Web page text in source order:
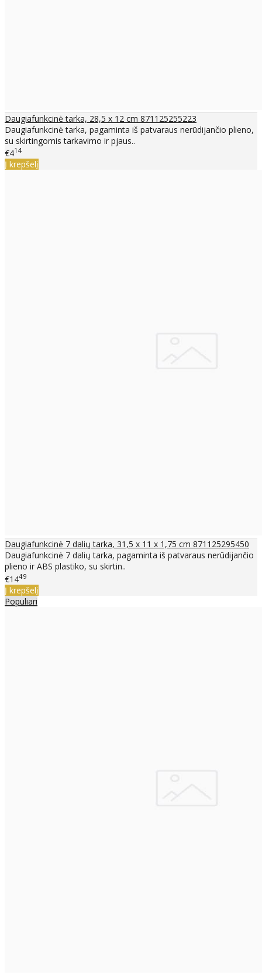
Daugiafunkcinė tarka, 28,5 x 12 cm 871125255223
Daugiafunkcinė tarka, pagaminta iš patvaraus nerūdijančio plieno,
su skirtingomis tarkavimo ir pjaus..
€414
Į krepšelį
Daugiafunkcinė 7 dalių tarka, 31,5 x 11 x 1,75 cm 871125295450
Daugiafunkcinė 7 dalių tarka, pagaminta iš patvaraus nerūdijančio
plieno ir ABS plastiko, su skirtin..
€1449
Į krepšelį
Populiari